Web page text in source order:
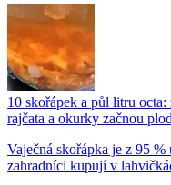
10 skořápek a půl litru
rajčata a okurky začnou
Vaječná skořápka je z 95
zahradníci kupují v